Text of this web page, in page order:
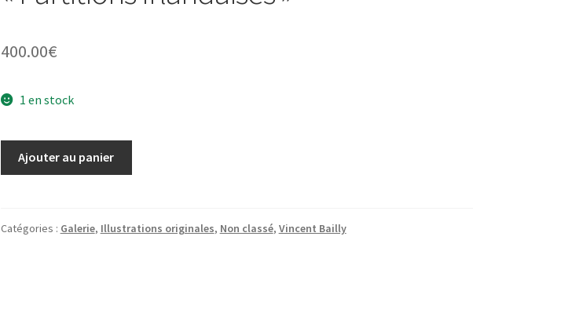
400.00€
1 en stock
avec
Ajouter au panier
Catégories : Galerie, Illustrations originales, Non classé, Vincent Bailly